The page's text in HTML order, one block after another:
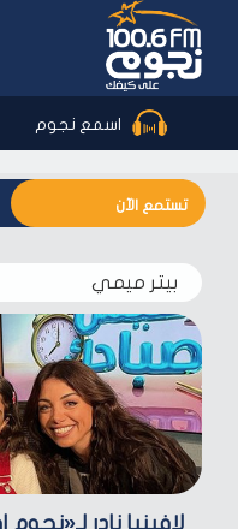
اسمع نجوم
تستمع الآننجوم اف ام - على
بيتر ميمي
لافينيا نادر